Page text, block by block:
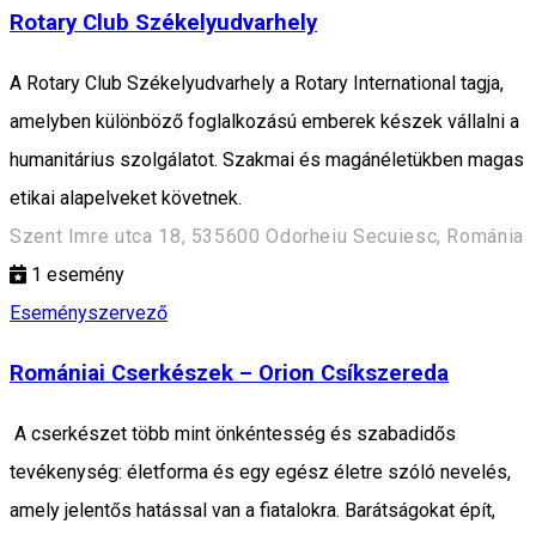
Rotary Club Székelyudvarhely
A Rotary Club Székelyudvarhely a Rotary International tagja,
amelyben különböző foglalkozású emberek készek vállalni a
humanitárius szolgálatot. Szakmai és magánéletükben magas
etikai alapelveket követnek.
Szent Imre utca 18, 535600 Odorheiu Secuiesc, Románia
1 esemény
Eseményszervező
Romániai Cserkészek – Orion Csíkszereda
A cserkészet több mint önkéntesség és szabadidős
tevékenység: életforma és egy egész életre szóló nevelés,
amely jelentős hatással van a fiatalokra. Barátságokat épít,